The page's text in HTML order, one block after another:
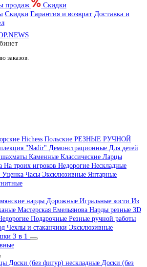
продаж
Скидки
Скидки Гарантия и возврат Доставка и
NEWS
заказов.
Hichess Польские РЕЗНЫЕ РУЧНОЙ
"Nadir" Демонстрационные Для детей
Каменные Классические Ларцы
На троих игроков Недорогие Нескладные
Уценка Часы Эксклюзивные Янтарные
нарды Дорожные Игральные кости Из
Мастерская Емельянова Нарды резные 3D
Подарочные Резные ручной работы
Чехлы и стаканчики Эксклюзивные
3 в 1
Доски (без фигур) нескладные Доски (без